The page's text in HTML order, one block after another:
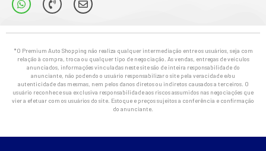
*O Premium Auto Shopping não realiza qualquer intermediação entre os usuários, seja com
relação à compra, troca ou qualquer tipo de negociação. As vendas, entregas de veículos
anunciados, informações vinculadas neste site são de inteira responsabilidade do
anunciante, não podendo o usuário responsabilizar o site pela veracidade e/ou
autenticidade das mesmas, nem pelos danos diretos ou indiretos causados a terceiros. O
usuário reconhece sua exclusiva responsabilidade aos riscos assumidos nas negociações que
vier a efetuar com os usuários do site. Estoque e preços sujeitos a conferência e confirmação
do anunciante.